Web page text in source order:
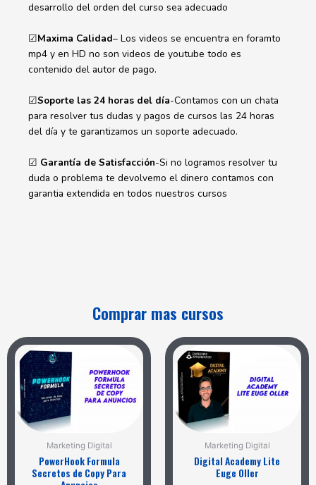
desarrollo del orden del curso sea adecuado
☑Maxima Calidad– Los videos se encuentra en foramto
mp4 y en HD no son videos de youtube todo es
contenido del autor de pago.
☑Soporte las 24 horas del día-Contamos con un chata
para resolver tus dudas y pagos de cursos las 24 horas
del día y te garantizamos un soporte adecuado.
☑ Garantía de Satisfacción-Si no logramos resolver tu
duda o problema te devolvemo el dinero contamos con
garantia extendida en todos nuestros cursos
Comprar mas cursos
Marketing Digital
PowerHook Formula
Secretos de Copy Para
Marketing Digital
Digital Academy Lite
Euge Oller